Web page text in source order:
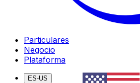
Particulares
Negocio
Plataforma
ES-US